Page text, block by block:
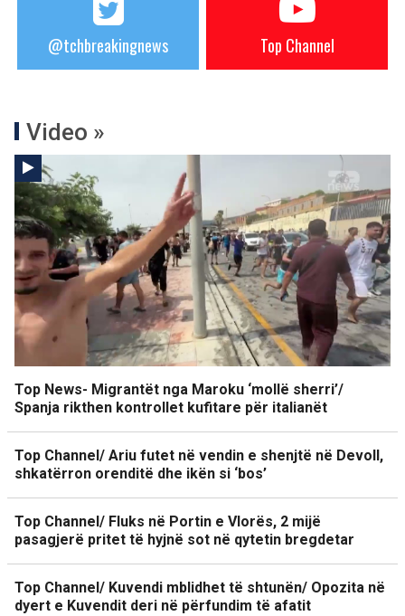
@tchbreakingnews Top Channel
Video »
Top News- Migrantët nga Maroku ‘mollë sherri’/
Spanja rikthen kontrollet kufitare për italianët
Top Channel/ Ariu futet në vendin e shenjtë në Devoll,
shkatërron orenditë dhe ikën si ‘bos’
Top Channel/ Fluks në Portin e Vlorës, 2 mijë
pasagjerë pritet të hyjnë sot në qytetin bregdetar
Top Channel/ Kuvendi mblidhet të shtunën/ Opozita në
dyert e Kuvendit deri në përfundim të afatit